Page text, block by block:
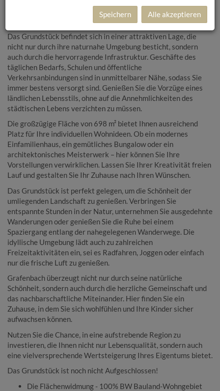
und harmonischen Umgebung, die ideal für Familien, Paare oder
Einzelpersonen ist, die Wert auf Lebensqualität legen.
Das Grundstück befindet sich in einer attraktiven Lage, die
nicht nur durch ihre naturnahe Umgebung besticht, sondern
auch durch die hervorragende Infrastruktur. Geschäfte des
täglichen Bedarfs, Schulen und öffentliche
Verkehrsanbindungen sind in unmittelbarer Nähe, sodass Sie
immer bestens versorgt sind. Genießen Sie die Vorzüge eines
ländlichen Lebensstils, ohne auf die Annehmlichkeiten des
städtischen Lebens verzichten zu müssen.
Die großzügige Fläche von 698 m² bietet Ihnen ausreichend
Platz für Ihre individuellen Wohnideen. Ob ein modernes
Einfamilienhaus, ein gemütliches Bungalow oder ein
architektonisches Meisterwerk – hier können Sie Ihre
Vorstellungen verwirklichen. Lassen Sie Ihrer Kreativität freien
Lauf und gestalten Sie Ihr Zuhause nach Ihren Wünschen.
Das Grundstück ist perfekt gelegen, um die Schönheit der
umliegenden Landschaft zu genießen. Verbringen Sie
entspannte Stunden in der Natur, unternehmen Sie ausgedehnte
Wanderungen oder genießen Sie die Ruhe bei einem
Spaziergang entlang der nahegelegenen Wanderwege. Die
idyllische Umgebung lädt auch zu zahlreichen
Freizeitaktivitäten ein, sei es Radfahren, Joggen oder einfach
nur die frische Luft zu genießen.
Grafenbach überzeugt nicht nur durch seine natürliche
Schönheit, sondern auch durch die herzliche Gemeinschaft und
das nachbarschaftliche Miteinander. Hier finden Sie ein
Zuhause, in dem Sie sich wohlfühlen und Ihre Kinder sicher
aufwachsen können.
Nutzen Sie die Chance, in eine aufstrebende Region zu
investieren, die Ihnen nicht nur Lebensqualität, sondern auch
eine vielversprechende Wertsteigerung Ihres Eigentums bietet.
Das Grundstück ist noch nicht Aufgeschlossen!
Die Flächenwidmung - 100% BW Bauland-Wohngebiet
Speichern Alle akzeptieren